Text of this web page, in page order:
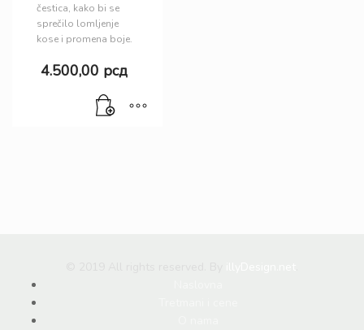
čestica, kako bi se
sprečilo lomljenje
kose i promena boje.
4.500,00 рсд